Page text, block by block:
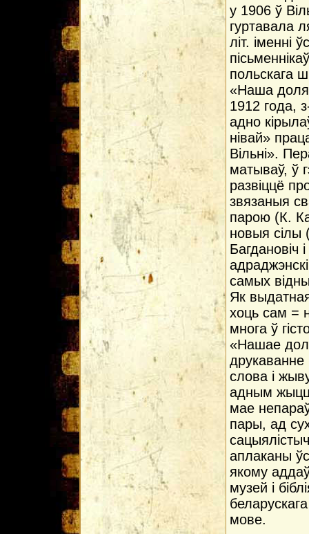
у 1906 ў
гуртавала
літ. іменні
польскага
«Наша
1912 года,
адно
нівай»
Вільні».
матываў, ў
развіццё
звязаныя
парою (К.
новыя
Багдановіч
самых
Як
хоць сам =
многа ў
«Нашае
друкаванне
слова і
адным
мае
пары, ад
аплаканы
якому
музей і
мове.